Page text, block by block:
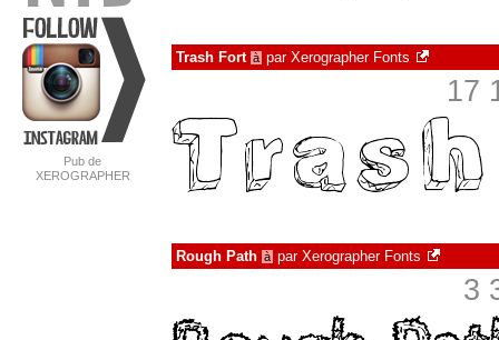
Pub de
XEROGRAPHER
Trash Fort à par Xerographer Fonts
17
Rough Path à par Xerographer Fonts
3